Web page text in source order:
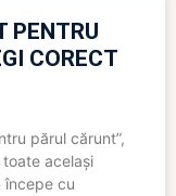
PENTRU
CORECT
părul cărunt”,
același
începe cu